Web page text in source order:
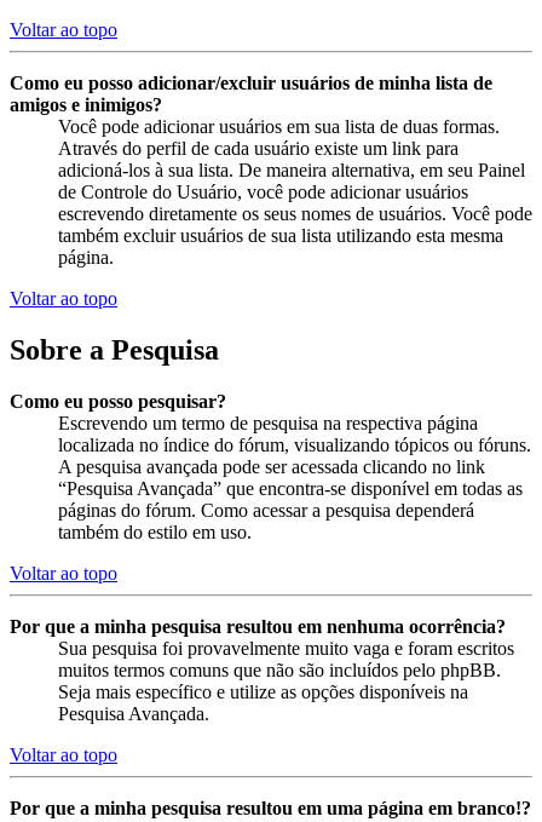
Voltar ao topo
Como eu posso adicionar/excluir usuários de minha lista de
amigos e inimigos?
Você pode adicionar usuários em sua lista de duas formas.
Através do perfil de cada usuário existe um link para
adicioná-los à sua lista. De maneira alternativa, em seu Painel
de Controle do Usuário, você pode adicionar usuários
escrevendo diretamente os seus nomes de usuários. Você pode
também excluir usuários de sua lista utilizando esta mesma
página.
Voltar ao topo
Sobre a Pesquisa
Como eu posso pesquisar?
Escrevendo um termo de pesquisa na respectiva página
localizada no índice do fórum, visualizando tópicos ou fóruns.
A pesquisa avançada pode ser acessada clicando no link
“Pesquisa Avançada” que encontra-se disponível em todas as
páginas do fórum. Como acessar a pesquisa dependerá
também do estilo em uso.
Voltar ao topo
Por que a minha pesquisa resultou em nenhuma ocorrência?
Sua pesquisa foi provavelmente muito vaga e foram escritos
muitos termos comuns que não são incluídos pelo phpBB.
Seja mais específico e utilize as opções disponíveis na
Pesquisa Avançada.
Voltar ao topo
Por que a minha pesquisa resultou em uma página em branco!?